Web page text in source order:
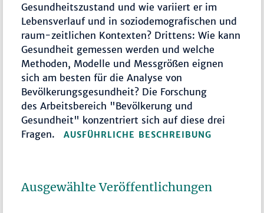
Gesundheitszustand und wie variiert er im
Lebensverlauf und in soziodemografischen und
raum-zeitlichen Kontexten? Drittens: Wie kann
Gesundheit gemessen werden und welche
Methoden, Modelle und Messgrößen eignen
sich am besten für die Analyse von
Bevölkerungsgesundheit? Die Forschung
des Arbeitsbereich "Bevölkerung und
Gesundheit" konzentriert sich auf diese drei
Fragen.AUSFÜHRLICHE BESCHREIBUNG
Ausgewählte Veröffentlichungen